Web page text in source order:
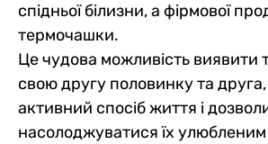
спідньої білизни, а фірмової
термочашки.
Це чудова можливість виявити
свою другу половинку та друга,
активний спосіб життя і
насолоджуватися їх